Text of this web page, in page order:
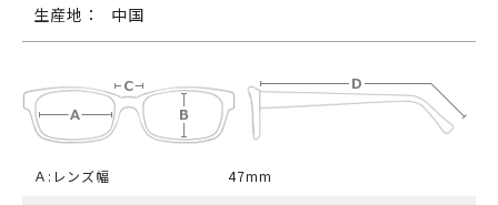
生産地： 中国
Ａ:レンズ幅 47mm